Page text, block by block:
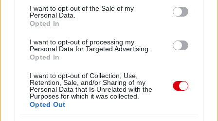
consent section.
I want to opt-out of the Sale of my
Personal Data.
Opted In
I want to opt-out of processing my
Personal Data for Targeted Advertising.
Opted In
I want to opt-out of Collection, Use,
Retention, Sale, and/or Sharing of my
Personal Data that Is Unrelated with the
Purposes for which it was collected.
Opted Out
ELŐZŐ MÉRKŐZÉSEK
Támogatás
Támogasd adományoddal
a ManUtdFanatics.hu működését!